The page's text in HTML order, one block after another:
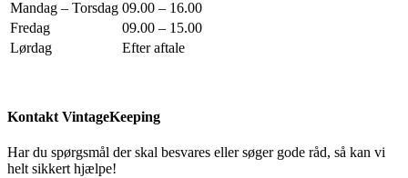
Mandag – Torsdag 09.00 – 16.00
Fredag
09.00 – 15.00
Lørdag
Efter aftale
Kontakt VintageKeeping
Har du spørgsmål der skal besvares eller søger gode råd, så kan vi
helt sikkert hjælpe!